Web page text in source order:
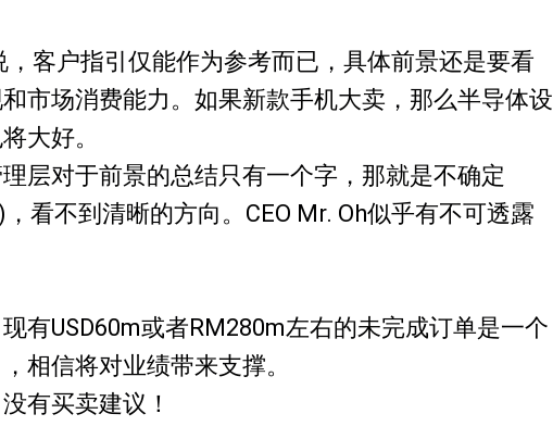
，客户指引仅能作为参考而已，具体前景还是要看
市场消费能力。如果新款手机大卖，那么半导体设
大好。
层对于前景的总结只有一个字，那就是不确定
看不到清晰的方向。CEO Mr. Oh似乎有不可透露
有USD60m或者RM280m左右的未完成订单是一个
相信将对业绩带来支撑。
有买卖建议！